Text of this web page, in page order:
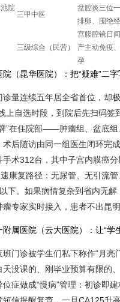
院
三甲中医
盆腔炎三位
排卵、围绝
三级综合（民营）
宫腹腔镜日
产主动免疫
孕
（昆华医院）：把“疑难”二
量连续五年居全省首位，却
上自选时段，到院后先扫码
”在住院部——肿瘤组、盆底
后随访由同一组医生闭环完
手术312台，其中子宫内膜癌
速康复路径：无尿管、无引流
下。如果病情复杂到省内无解
专家实时接入，患者不出昆
属医院（云大医院）：让“学
班门诊被学生们私下称作“月
天没课的、刚毕业预算有限的
症做成“慢病”管理：初诊即